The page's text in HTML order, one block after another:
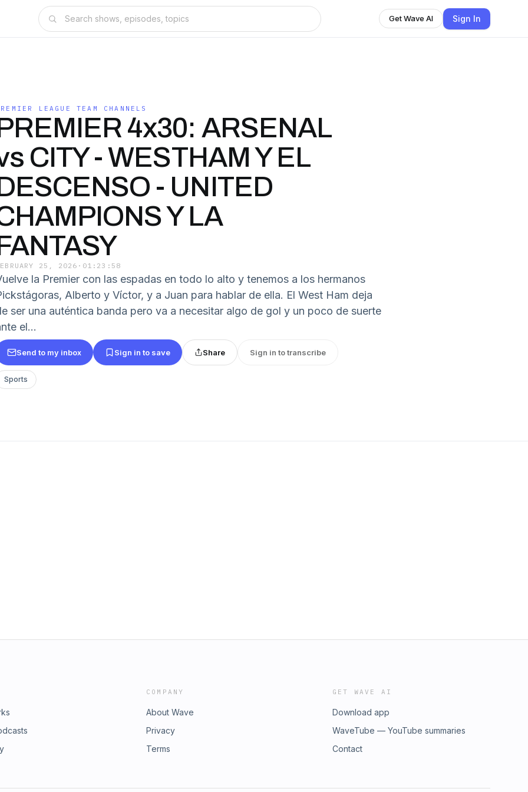
Get Wave AI Sign In
LEAGUE TEAM CHANNELS
4x30: ARSENAL
CITY - WESTHAM Y EL
- UNITED
Y LA
25, 2026 · 01:23:58
la Premier con las espadas en todo lo alto y tenemos a los hermanos
Alberto y Víctor, y a Juan para hablar de ella. El West Ham deja
ser una auténtica banda pero va a necesitar algo de gol y un poco de suerte
el...
Send to my inbox Sign in to save Share Sign in to transcribe
Sports
COMPANY
About Wave
Privacy
Terms
GET WAVE AI
Download app
WaveTube — YouTube summaries
Contact